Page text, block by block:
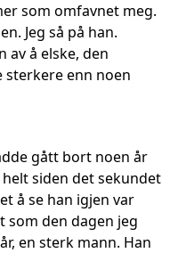
som omfavnet meg.
Jeg så på han.
av å elske, den
enn noen
gått bort noen år
siden det sekundet
å se han igjen var
som den dagen jeg
en sterk mann. Han